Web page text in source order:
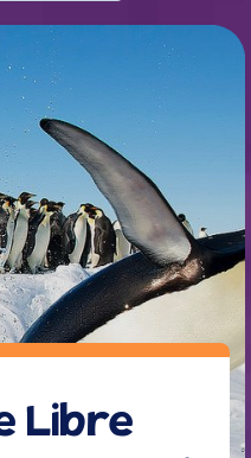
Libre